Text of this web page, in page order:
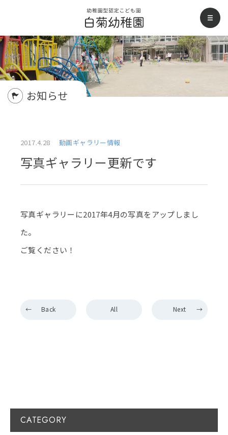
お知らせ
2017.4.28 動画ギャラリー情報
写真ギャラリー更新です
写真ギャラリーに2017年4月の写真をアップしまし
た。
ご覧ください！
Back All Next
CATEGORY